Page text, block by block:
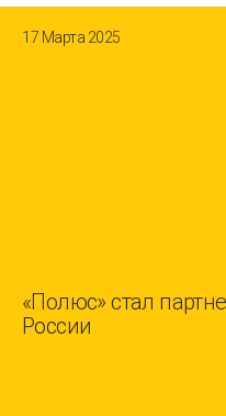
17 Марта 2025
«Полюс» стал
России